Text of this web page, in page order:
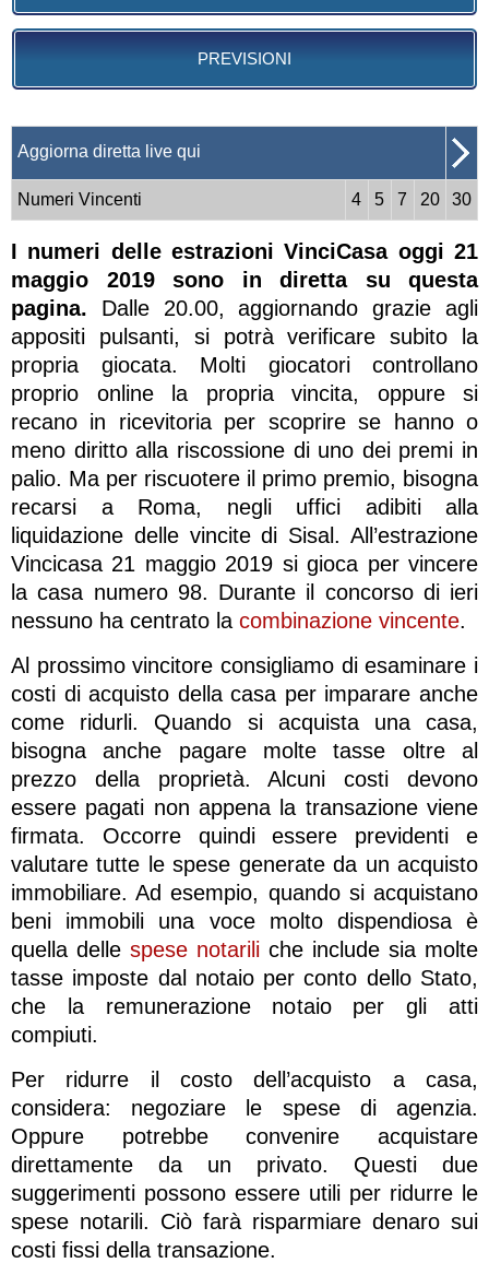
PREVISIONI
Aggiorna diretta live qui
Numeri Vincenti 4 5 7 20 30
I numeri delle estrazioni VinciCasa oggi 21
maggio 2019 sono in diretta su questa
pagina. Dalle 20.00, aggiornando grazie agli
appositi pulsanti, si potrà verificare subito la
propria giocata. Molti giocatori controllano
proprio online la propria vincita, oppure si
recano in ricevitoria per scoprire se hanno o
meno diritto alla riscossione di uno dei premi in
palio. Ma per riscuotere il primo premio, bisogna
recarsi a Roma, negli uffici adibiti alla
liquidazione delle vincite di Sisal. All’estrazione
Vincicasa 21 maggio 2019 si gioca per vincere
la casa numero 98. Durante il concorso di ieri
nessuno ha centrato la combinazione vincente.
Al prossimo vincitore consigliamo di esaminare i
costi di acquisto della casa per imparare anche
come ridurli. Quando si acquista una casa,
bisogna anche pagare molte tasse oltre al
prezzo della proprietà. Alcuni costi devono
essere pagati non appena la transazione viene
firmata. Occorre quindi essere previdenti e
valutare tutte le spese generate da un acquisto
immobiliare. Ad esempio, quando si acquistano
beni immobili una voce molto dispendiosa è
quella delle spese notarili che include sia molte
tasse imposte dal notaio per conto dello Stato,
che la remunerazione notaio per gli atti
compiuti.
Per ridurre il costo dell’acquisto a casa,
considera: negoziare le spese di agenzia.
Oppure potrebbe convenire acquistare
direttamente da un privato. Questi due
suggerimenti possono essere utili per ridurre le
spese notarili. Ciò farà risparmiare denaro sui
costi fissi della transazione.